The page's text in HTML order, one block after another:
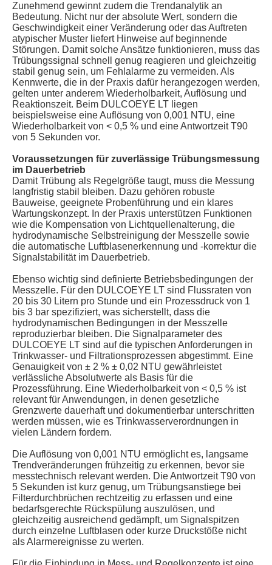
Zunehmend gewinnt zudem die Trendanalytik an
Bedeutung. Nicht nur der absolute Wert, sondern die
Geschwindigkeit einer Veränderung oder das Auftreten
atypischer Muster liefert Hinweise auf beginnende
Störungen. Damit solche Ansätze funktionieren, muss das
Trübungssignal schnell genug reagieren und gleichzeitig
stabil genug sein, um Fehlalarme zu vermeiden. Als
Kennwerte, die in der Praxis dafür herangezogen werden,
gelten unter anderem Wiederholbarkeit, Auflösung und
Reaktionszeit. Beim DULCOEYE LT liegen
beispielsweise eine Auflösung von 0,001 NTU, eine
Wiederholbarkeit von < 0,5 % und eine Antwortzeit T90
von 5 Sekunden vor.
Voraussetzungen für zuverlässige Trübungsmessung
im Dauerbetrieb
Damit Trübung als Regelgröße taugt, muss die Messung
langfristig stabil bleiben. Dazu gehören robuste
Bauweise, geeignete Probenführung und ein klares
Wartungskonzept. In der Praxis unterstützen Funktionen
wie die Kompensation von Lichtquellenalterung, die
hydrodynamische Selbstreinigung der Messzelle sowie
die automatische Luftblasenerkennung und -korrektur die
Signalstabilität im Dauerbetrieb.
Ebenso wichtig sind definierte Betriebsbedingungen der
Messzelle. Für den DULCOEYE LT sind Flussraten von
20 bis 30 Litern pro Stunde und ein Prozessdruck von 1
bis 3 bar spezifiziert, was sicherstellt, dass die
hydrodynamischen Bedingungen in der Messzelle
reproduzierbar bleiben. Die Signalparameter des
DULCOEYE LT sind auf die typischen Anforderungen in
Trinkwasser- und Filtrationsprozessen abgestimmt. Eine
Genauigkeit von ± 2 % ± 0,02 NTU gewährleistet
verlässliche Absolutwerte als Basis für die
Prozessführung. Eine Wiederholbarkeit von < 0,5 % ist
relevant für Anwendungen, in denen gesetzliche
Grenzwerte dauerhaft und dokumentierbar unterschritten
werden müssen, wie es Trinkwasserverordnungen in
vielen Ländern fordern.
Die Auflösung von 0,001 NTU ermöglicht es, langsame
Trendveränderungen frühzeitig zu erkennen, bevor sie
messtechnisch relevant werden. Die Antwortzeit T90 von
5 Sekunden ist kurz genug, um Trübungsanstiege bei
Filterdurchbrüchen rechtzeitig zu erfassen und eine
bedarfsgerechte Rückspülung auszulösen, und
gleichzeitig ausreichend gedämpft, um Signalspitzen
durch einzelne Luftblasen oder kurze Druckstöße nicht
als Alarmereignisse zu werten.